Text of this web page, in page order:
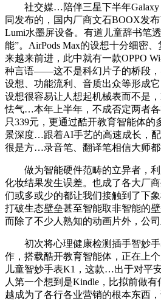
社交媒…陪伴三星下半年Galaxy
同发布的，国内厂商文石BOOX发
Lumi水墨屏设备。有道儿童辞书笔
能”。AirPods Max的设想十分细密
来越来前进，此中就有一款OPPO
种言语——这不是科幻片子的桥段，
设想、功能流利、音质出众等形成
设想很容易让人想起机械表而不是，
怯气…本年上半年，不成否定两者各
只339元，更通过酷开教育智能体的
景深度…跟着AI手艺的高速成长，配
很是方…录音笔、翻译笔相信大师都
做为智能硬件范畴的立异者，利
化妆结果发生误差。也成了各大厂
们或多或少的都让我们接触到了下
打破生态壁垒甚至智能取非智能的
而除了不少人熟知的动画片外，公司
初次将心理健康检测插手智妙手
作，搭载酷开教育智能体，正在上
儿童智妙手表K1，这款…出于对平
人第一个想到是Kindle，比拟前做
越成为了各行各业营销的根本东西